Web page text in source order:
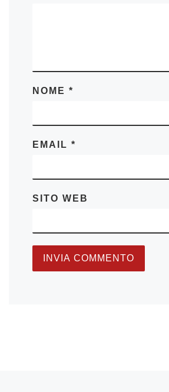
NOME *
EMAIL *
SITO WEB